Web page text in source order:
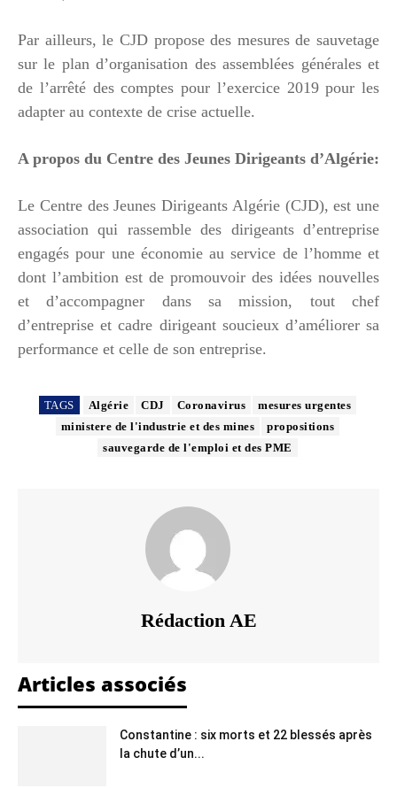
Par ailleurs, le CJD propose des mesures de sauvetage
sur le plan d’organisation des assemblées générales et
de l’arrêté des comptes pour l’exercice 2019 pour les
adapter au contexte de crise actuelle.
A propos du Centre des Jeunes Dirigeants d’Algérie:
Le Centre des Jeunes Dirigeants Algérie (CJD), est une
association qui rassemble des dirigeants d’entreprise
engagés pour une économie au service de l’homme et
dont l’ambition est de promouvoir des idées nouvelles
et d’accompagner dans sa mission, tout chef
d’entreprise et cadre dirigeant soucieux d’améliorer sa
performance et celle de son entreprise.
TAGS Algérie CDJ Coronavirus
mesures urgentes
ministere de l'industrie et des mines
propositions
sauvegarde de l'emploi et des PME
Rédaction AE
Articles associés
Constantine : six morts et 22 blessés après
la chute d’un...